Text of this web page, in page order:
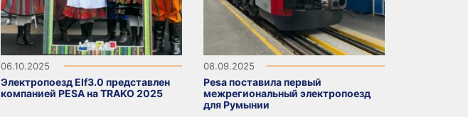
06.10.2025
Электропоезд Elf3.0 представлен
компанией PESA на TRAKO 2025
08.09.2025
Pesa поставила первый
межрегиональный электропоезд
для Румынии